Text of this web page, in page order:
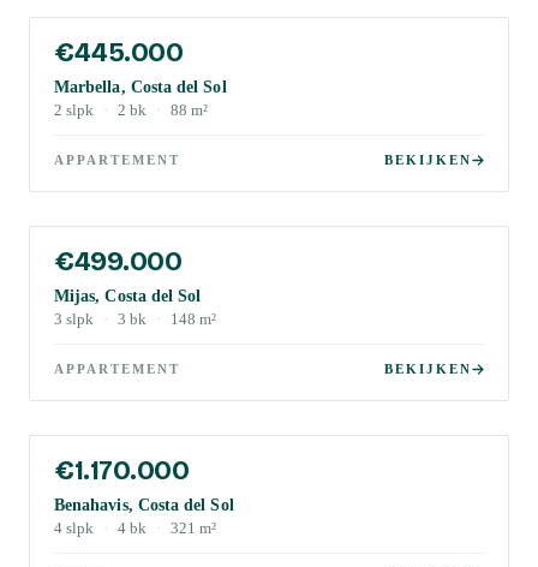
€445.000
Marbella, Costa del Sol
2 slpk · 2 bk · 88 m²
APPARTEMENT BEKIJKEN
€499.000
Mijas, Costa del Sol
3 slpk · 3 bk · 148 m²
APPARTEMENT BEKIJKEN
€1.170.000
Benahavis, Costa del Sol
4 slpk · 4 bk · 321 m²